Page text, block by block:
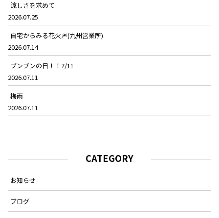
涼しさを求めて
2026.07.25
自宅からみる花火🎆(九州営業所)
2026.07.14
ブンブンの日！！7/11
2026.07.11
梅雨
2026.07.11
CATEGORY
お知らせ
ブログ